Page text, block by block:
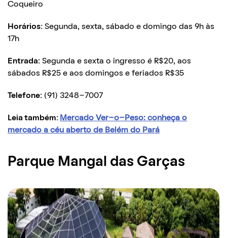
Coqueiro
Horários: Segunda, sexta, sábado e domingo das 9h às
17h
Entrada: Segunda e sexta o ingresso é R$20, aos
sábados R$25 e aos domingos e feriados R$35
Telefone: (91) 3248-7007
Leia também: Mercado Ver-o-Peso: conheça o
mercado a céu aberto de Belém do Pará
Parque Mangal das Garças